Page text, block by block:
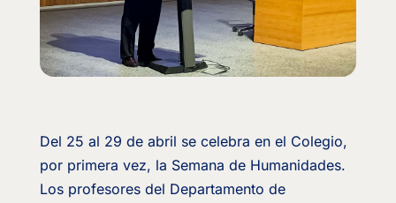
Del 25 al 29 de abril se celebra en el Colegio,
por primera vez, la Semana de Humanidades.
Los profesores del Departamento de